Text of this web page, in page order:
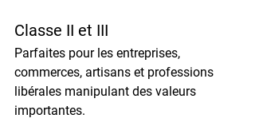
Classe II et III
Parfaites pour les entreprises,
commerces, artisans et professions
libérales manipulant des valeurs
importantes.